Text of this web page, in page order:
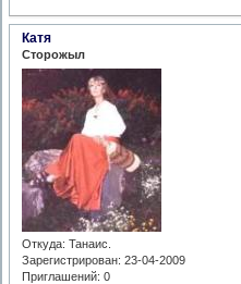
Катя
Сторожыл
Откуда: Танаис.
Зарегистрирован: 23-04-2009
Приглашений: 0